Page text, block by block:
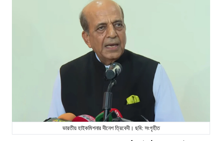
ভারতীয় হাইকমিশনার দীনেশ ত্রিবেদী। ছবি: সংগৃহীত